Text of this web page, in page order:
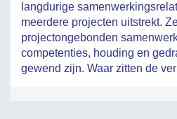
langdurige
meerdere projecten uitstrekt.
projectongebonden
competenties, houding en
gewend zijn. Waar zitten de ver